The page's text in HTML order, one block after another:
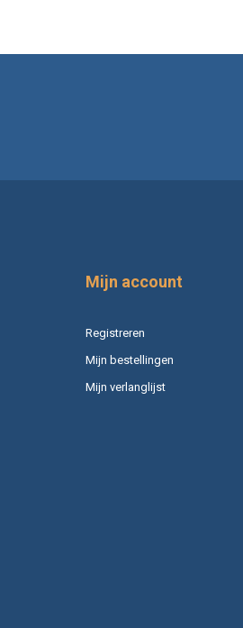
Mijn account
Registreren
Mijn bestellingen
Mijn verlanglijst